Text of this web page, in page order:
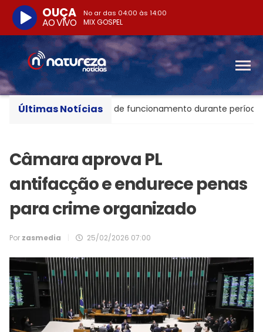
No ar das 04:00 às 14:00
MIX GOSPEL
OUÇA
AO VIVO
Últimas Notícias
de BC altera horário de funcionamento durante período
Câmara aprova PL
antifacção e endurece penas
para crime organizado
Por zasmedia 25/02/2026 07:00